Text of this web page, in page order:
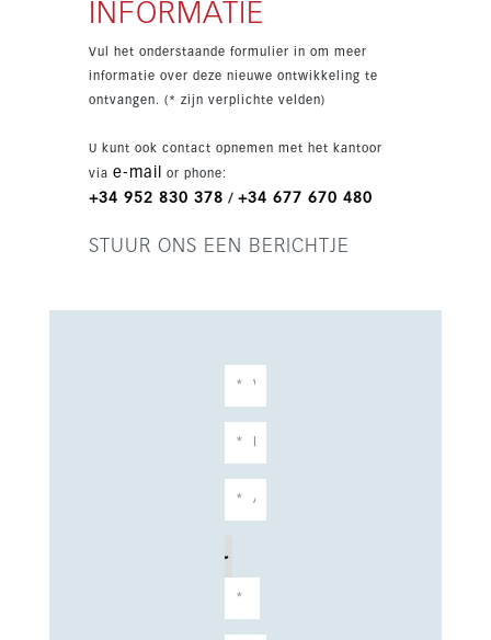
overdekte terrassen. In de kelder is
ingericht als fitnessruimte, spa, bioscoop,
ontspanningsruimte of gastenverblijf. Op de
slaapkamersuites, elk met een eigen badkamer
en toegang tot terrassen met open uitzicht op
het omliggende groen, de golfgebieden en de
uitzicht over de Costa del Sol. Met een A+
INFORMATIE
Vul het onderstaande formulier in om meer
informatie over deze nieuwe ontwikkeling te
ontvangen. (* zijn verplichte velden)
U kunt ook contact opnemen met het kantoor
via e-mail or phone:
+34 952 830 378 / +34 677 670 480
STUUR ONS EEN BERICHTJE